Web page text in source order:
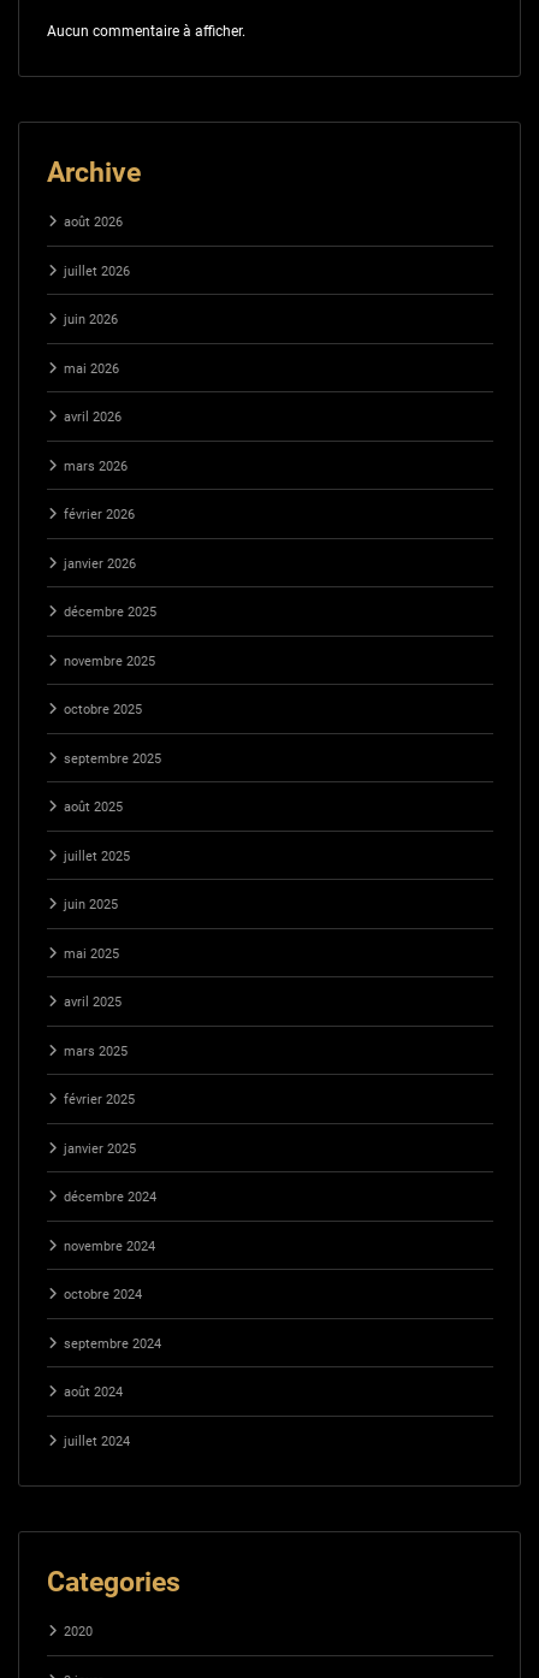
Aucun commentaire à afficher.
Archive
août 2026
juillet 2026
juin 2026
mai 2026
avril 2026
mars 2026
février 2026
janvier 2026
décembre 2025
novembre 2025
octobre 2025
septembre 2025
août 2025
juillet 2025
juin 2025
mai 2025
avril 2025
mars 2025
février 2025
janvier 2025
décembre 2024
novembre 2024
octobre 2024
septembre 2024
août 2024
juillet 2024
Categories
2020